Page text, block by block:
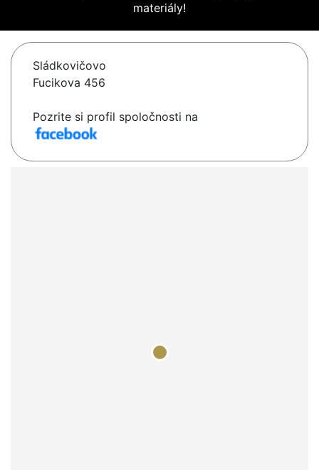
materiály!
Sládkovičovo
Fucikova 456
Pozrite si profil spoločnosti na